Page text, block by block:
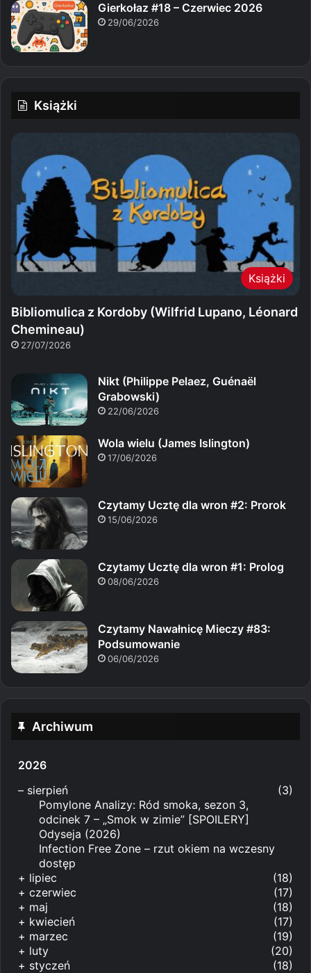
Gierkołaz #18 – Czerwiec 2026
29/06/2026
Książki
Książki
Bibliomulica z Kordoby (Wilfrid Lupano, Léonard
Chemineau)
27/07/2026
Nikt (Philippe Pelaez, Guénaël
Grabowski)
22/06/2026
Wola wielu (James Islington)
17/06/2026
Czytamy Ucztę dla wron #2: Prorok
15/06/2026
Czytamy Ucztę dla wron #1: Prolog
08/06/2026
Czytamy Nawałnicę Mieczy #83:
Podsumowanie
06/06/2026
Archiwum
2026
– sierpień
(3)
Pomylone Analizy: Ród smoka, sezon 3,
odcinek 7 – „Smok w zimie” [SPOILERY]
Odyseja (2026)
Infection Free Zone – rzut okiem na wczesny
dostęp
+ lipiec
(18)
+ czerwiec
(17)
+ maj
(18)
+ kwiecień
(17)
+ marzec
(19)
+ luty
(20)
+ styczeń
(18)